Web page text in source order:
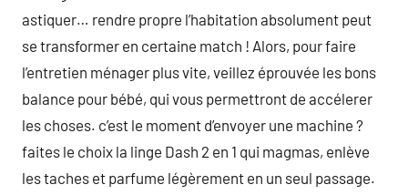
astiquer… rendre propre l’habitation absolument peut
se transformer en certaine match ! Alors, pour faire
l’entretien ménager plus vite, veillez éprouvée les bons
balance pour bébé, qui vous permettront de accélerer
les choses. c’est le moment d’envoyer une machine ?
faites le choix la linge Dash 2 en 1 qui magmas, enlève
les taches et parfume légèrement en un seul passage.